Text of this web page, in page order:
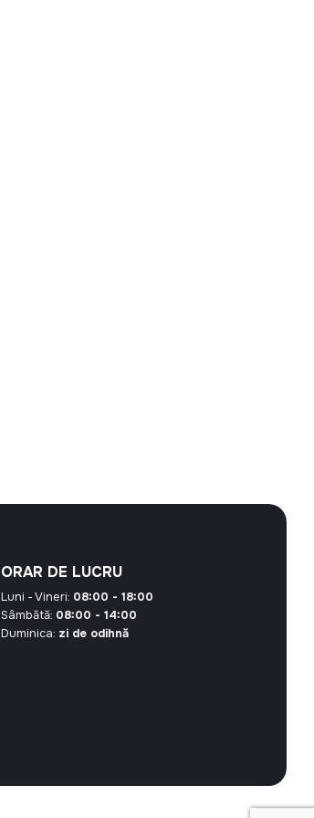
ORAR DE LUCRU
Luni - Vineri: 08:00 - 18:00
Sâmbătă: 08:00 - 14:00
Duminica: zi de odihnă